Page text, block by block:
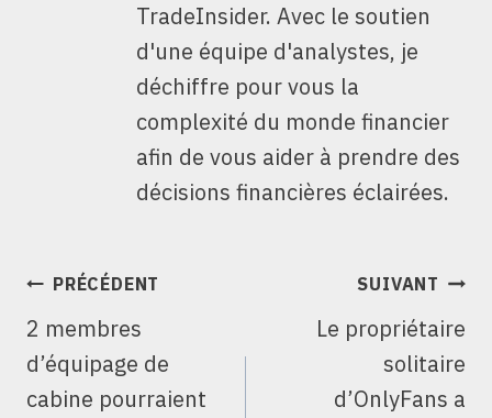
TradeInsider. Avec le soutien
d'une équipe d'analystes, je
déchiffre pour vous la
complexité du monde financier
afin de vous aider à prendre des
décisions financières éclairées.
NAVIGATION
L’ARTICLE
PRÉCÉDENT
2 membres
d’équipage de
cabine pourraient
SUIVANT
Le propriétaire
solitaire
d’OnlyFans a